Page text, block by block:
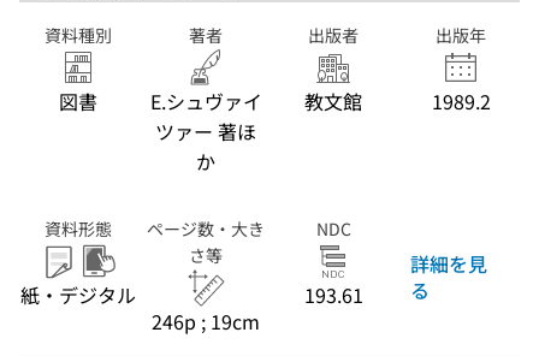
資料種別
図書
著者
E.シュヴァイ
ツァー 著ほ
か
出版者
教文館
出版年
1989.2
資料形態
紙・デジタル
ページ数・大き
さ等
246p ; 19cm
NDC
193.61
詳細を見
る